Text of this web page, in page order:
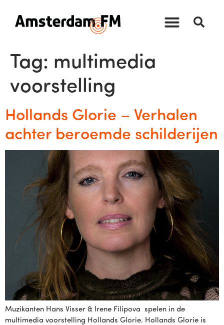
Tag: multimedia
voorstelling
Hollands Glorie – Verhalen
achter beroemde schilderijen
Muzikanten Hans Visser & Irene Filipova spelen in de
multimedia voorstelling Hollands Glorie. Hollands Glorie is